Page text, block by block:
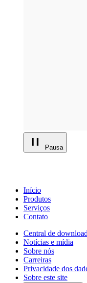
Pausa
Início
Produtos
Serviços
Contato
Central de
Notícias e mídia
Sobre nós
Carreiras
Privacidade dos
Sobre este site